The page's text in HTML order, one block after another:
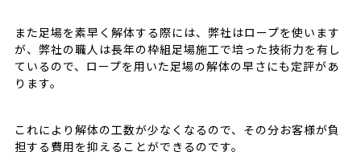
また足場を素早く解体する際には、弊社はロープを使います
が、弊社の職人は長年の枠組足場施工で培った技術力を有し
ているので、ロープを用いた足場の解体の早さにも定評があ
ります。
これにより解体の工数が少なくなるので、その分お客様が負
担する費用を抑えることができるのです。